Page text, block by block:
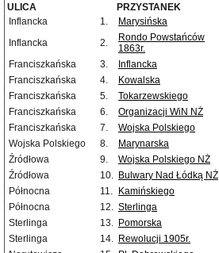
ULICA PRZYSTANEK
Inflancka
1. Marysińska
Inflancka
2.
Rondo Powstańców
1863r.
Franciszkańska 3. Inflancka
Franciszkańska
4. Kowalska
Franciszkańska
5. Tokarzewskiego
Franciszkańska
6. Organizacji WiN NŻ
Franciszkańska
7. Wojska Polskiego
Wojska Polskiego
8. Marynarska
Źródłowa
9. Wojska Polskiego NŻ
Źródłowa
10. Bulwary Nad Łódką NŻ
Północna
11. Kamińskiego
Północna
12. Sterlinga
Sterlinga
13. Pomorska
Sterlinga
14. Rewolucji 1905r.